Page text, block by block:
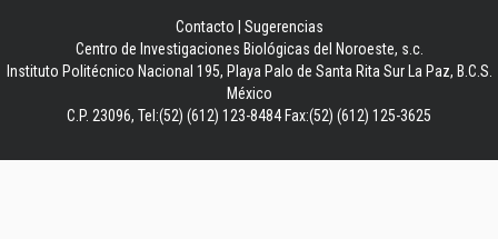
Contacto
Sugerencias
Centro de Investigaciones Biológicas del Noroeste, s.c.
Instituto Politécnico Nacional 195, Playa Palo de Santa Rita Sur La Paz, B.C.S.
México
C.P. 23096, Tel:(52) (612) 123-8484 Fax:(52) (612) 125-3625